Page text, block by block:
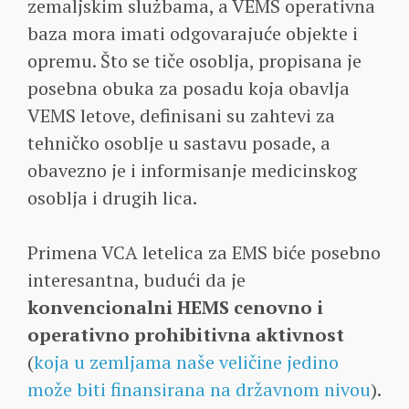
zemaljskim službama, a VEMS operativna
baza mora imati odgovarajuće objekte i
opremu. Što se tiče osoblja, propisana je
posebna obuka za posadu koja obavlja
VEMS letove, definisani su zahtevi za
tehničko osoblje u sastavu posade, a
obavezno je i informisanje medicinskog
osoblja i drugih lica.
Primena VCA letelica za EMS biće posebno
interesantna, budući da je
konvencionalni HEMS cenovno i
operativno prohibitivna aktivnost
(koja u zemljama naše veličine jedino
može biti finansirana na državnom nivou).